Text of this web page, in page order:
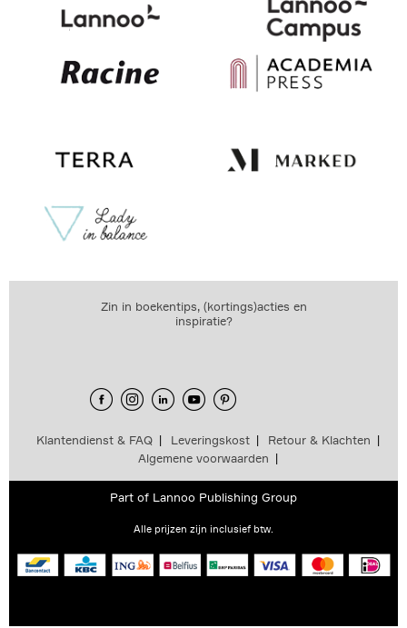
Klantendienst & FAQ Leveringskost
Retour & Klachten
Algemene voorwaarden
Zin in boekentips, (kortings)acties en
inspiratie?
Part of Lannoo Publishing Group
Alle prijzen zijn inclusief btw.